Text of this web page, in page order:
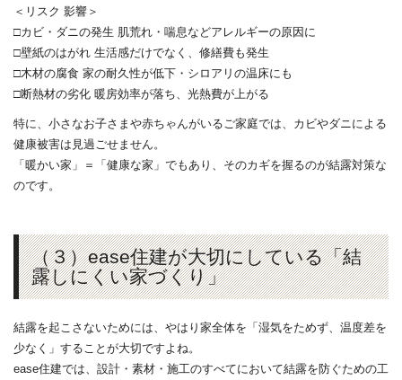
＜リスク 影響＞
□カビ・ダニの発生 肌荒れ・喘息などアレルギーの原因に
□壁紙のはがれ 生活感だけでなく、修繕費も発生
□木材の腐食 家の耐久性が低下・シロアリの温床にも
□断熱材の劣化 暖房効率が落ち、光熱費が上がる
特に、小さなお子さまや赤ちゃんがいるご家庭では、カビやダニによる
健康被害は見過ごせません。
「暖かい家」＝「健康な家」でもあり、そのカギを握るのが結露対策な
のです。
（３）ease住建が大切にしている「結
露しにくい家づくり」
結露を起こさないためには、やはり家全体を「湿気をためず、温度差を
少なく」することが大切ですよね。
ease住建では、設計・素材・施工のすべてにおいて結露を防ぐための工